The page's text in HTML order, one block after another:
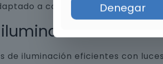
a cada baño.
de iluminación eficientes con
Denegar